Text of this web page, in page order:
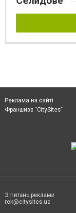
Реклама на сайті
Франшиза "CitySites"
З питань реклами
rek@citysites.ua